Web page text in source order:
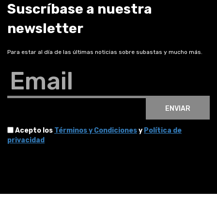
Suscríbase a nuestra
newsletter
Para estar al día de las últimas noticias sobre subastas y mucho más.
Email
ENVIAR
Acepto los Términos y Condicionesy Política de
privacidad